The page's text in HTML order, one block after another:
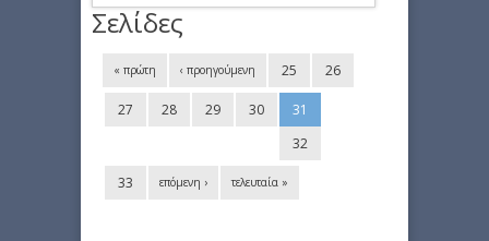
Σελίδες
« πρώτη ‹ προηγούμενη 25 26
27 28 29 30
31
32
33 επόμενη › τελευταία »